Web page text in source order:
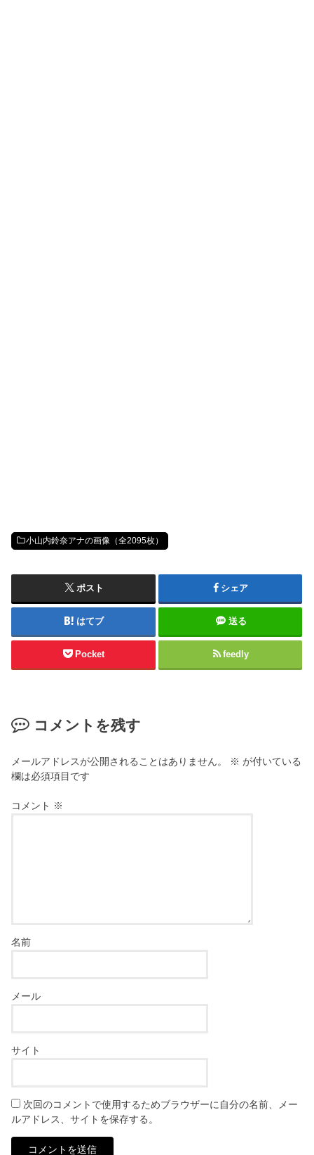
小山内鈴奈アナの画像（全2095枚）
ポスト シェア
はてブ 送る
Pocket feedly
コメントを残す
メールアドレスが公開されることはありません。 ※ が付いている
欄は必須項目です
コメント ※
名前
メール
サイト
次回のコメントで使用するためブラウザーに自分の名前、メー
ルアドレス、サイトを保存する。